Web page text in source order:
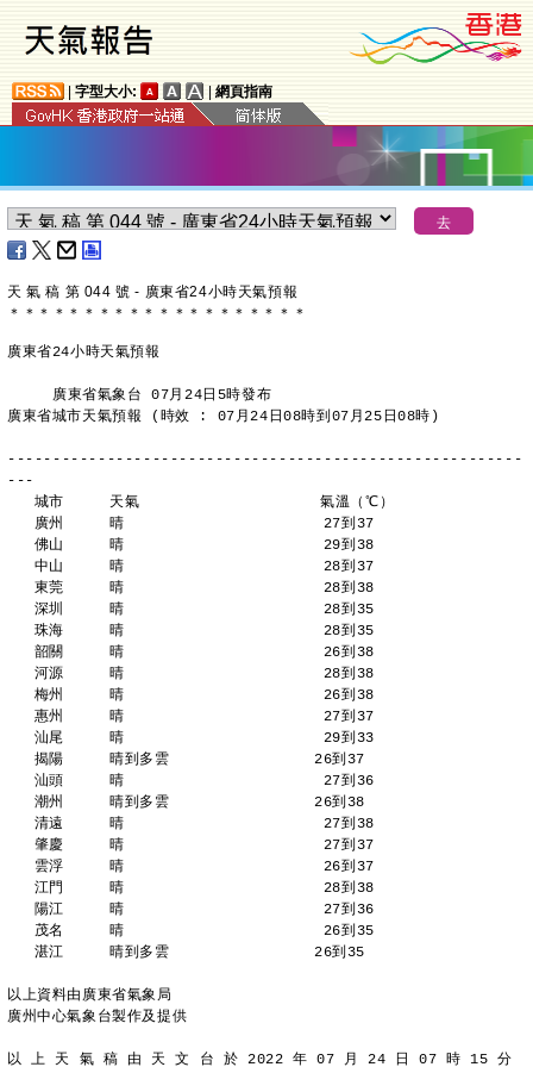
字型大小: 網頁指南
天 氣 稿 第 044 號 - 廣東省24小時天氣預報
＊ ＊ ＊ ＊ ＊ ＊ ＊ ＊ ＊ ＊ ＊ ＊ ＊ ＊ ＊ ＊ ＊ ＊ ＊ ＊
廣東省24小時天氣預報
     廣東省氣象台 07月24日5時發布
廣東省城市天氣預報 (時效 : 07月24日08時到07月25日08時)
---------------------------------------------------------
---
   城市     天氣                    氣溫（℃）
   廣州     晴                      27到37
   佛山     晴                      29到38
   中山     晴                      28到37
   東莞     晴                      28到38
   深圳     晴                      28到35
   珠海     晴                      28到35
   韶關     晴                      26到38
   河源     晴                      28到38
   梅州     晴                      26到38
   惠州     晴                      27到37
   汕尾     晴                      29到33
   揭陽     晴到多雲                26到37
   汕頭     晴                      27到36
   潮州     晴到多雲                26到38
   清遠     晴                      27到38
   肇慶     晴                      27到37
   雲浮     晴                      26到37
   江門     晴                      28到38
   陽江     晴                      27到36
   茂名     晴                      26到35
   湛江     晴到多雲                26到35
以上資料由廣東省氣象局
廣州中心氣象台製作及提供
以 上 天 氣 稿 由 天 文 台 於 2022 年 07 月 24 日 07 時 15 分